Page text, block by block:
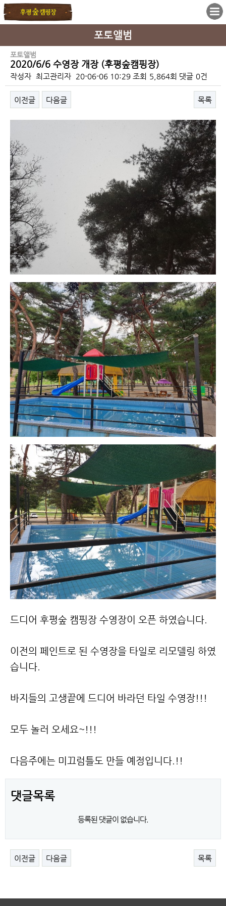
포토앨범
포토앨범
2020/6/6 수영장 개장 (후평숲캠핑장)
작성자 최고관리자 20-06-06 10:29 조회 5,864회 댓글 0건
이전글 다음글 목록
드디어 후평숲 캠핑장 수영장이 오픈 하였습니다.
이전의 페인트로 된 수영장을 타일로 리모델링 하였
습니다.
바지들의 고생끝에 드디어 바라던 타일 수영장!!!
모두 놀러 오세요~!!!
다음주에는 미끄럼틀도 만들 예정입니다.!!
댓글목록
등록된 댓글이 없습니다.
이전글 다음글 목록